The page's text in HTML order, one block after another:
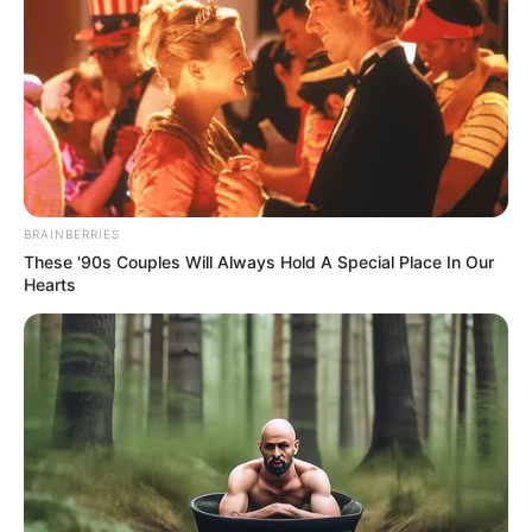
Agentes Comunitários de Saúde e de Combate às Endemias de
que trata a referida Lei.
A Lei nº 12.994, de 17 de junho de 2014
, que altera a Lei nº
11.350, de 5 de outubro de 2006, para instituir piso salarial
profissional nacional e diretrizes para o plano de carreira dos
Agentes Comunitários de Saúde e dos Agentes de Combate às
Endemias.
A pergunta que não quer calar: "o que fazer quando a Prefeitura
não quer pagar o Incentivo Financeiro Adicional?"
BRAINBERRIES
These '90s Couples Will Always Hold A Special Place In Our
Hearts